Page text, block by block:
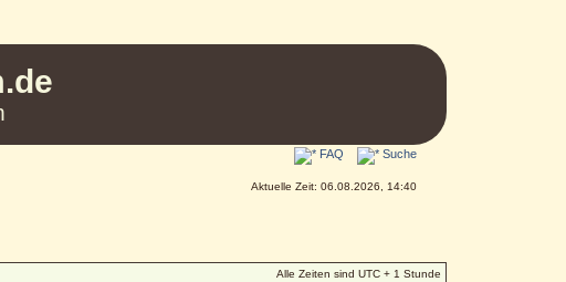
FAQ Suche
Aktuelle Zeit: 06.08.2026, 14:40
Alle Zeiten sind UTC + 1 Stunde